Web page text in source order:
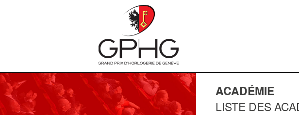
ACADÉMIE
LISTE DES